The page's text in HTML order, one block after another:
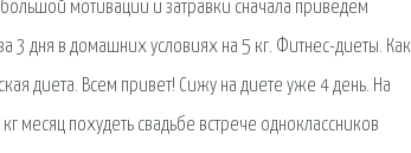
мотивации и затравки сначала приведем
3 дня в домашних условиях на 5 кг. Фитнес-диеты. Как
диета. Всем привет! Сижу на диете уже 4 день. На
месяц похудеть свадьбе встрече одноклассников